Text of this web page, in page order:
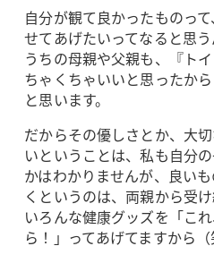
自分が観て良かったものっ
せてあげたいってなると思う
うちの母親や父親も、『ト
ちゃくちゃいいと思ったか
と思います。
だからその優しさとか、大
いということは、私も自分
かはわかりませんが、良い
くというのは、両親から受
いろんな健康グッズを「こ
ら！」ってあげてますから（